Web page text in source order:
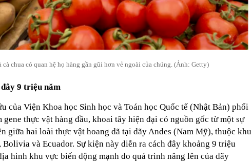
cà chua có quan hệ họ hàng gần gũi hơn vẻ ngoài của chúng. (Ảnh: Getty)
9 triệu năm
của Viện Khoa học Sinh học và Toán học Quốc tế (Nhật Bản) phối
thực vật hàng đầu, khoai tây hiện đại có nguồn gốc từ một sự
giữa hai loài thực vật hoang dã tại dãy Andes (Nam Mỹ), thuộc khu
Bolivia và Ecuador. Sự kiện này diễn ra cách đây khoảng 9 triệu
hình khu vực biến động mạnh do quá trình nâng lên của dãy